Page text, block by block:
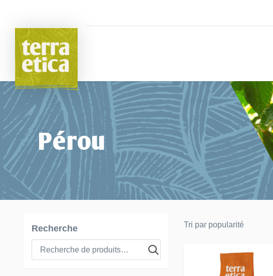
Pérou
Recherche